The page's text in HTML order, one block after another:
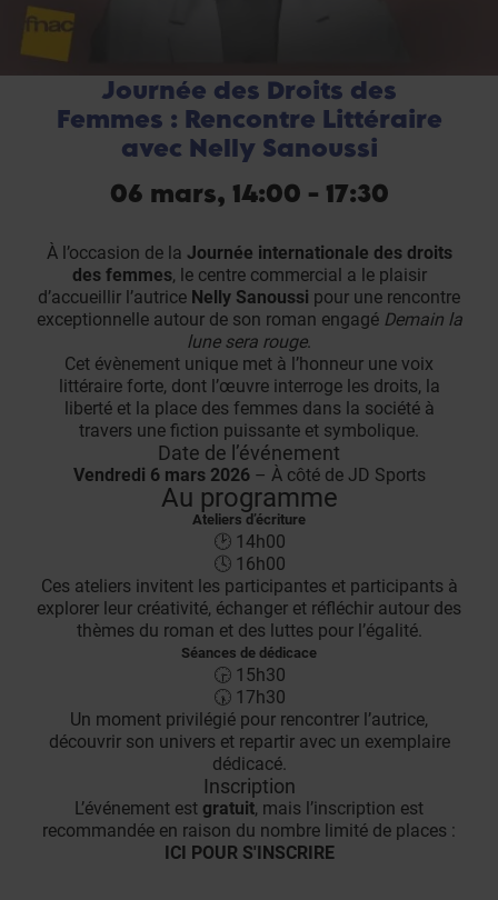
Journée des Droits des
Femmes : Rencontre Littéraire
avec Nelly Sanoussi
06 mars, 14:00 - 17:30
À l’occasion de la Journée internationale des droits
des femmes, le centre commercial a le plaisir
d’accueillir l’autrice Nelly Sanoussi pour une rencontre
exceptionnelle autour de son roman engagé Demain la
lune sera rouge.
Cet évènement unique met à l’honneur une voix
littéraire forte, dont l’œuvre interroge les droits, la
liberté et la place des femmes dans la société à
travers une fiction puissante et symbolique.
Date de l’événement
Vendredi 6 mars 2026– À côté de JD Sports
Au programme
Ateliers d’écriture
🕑 14h00
🕓 16h00
Ces ateliers invitent les participantes et participants à
explorer leur créativité, échanger et réfléchir autour des
thèmes du roman et des luttes pour l’égalité.
Séances de dédicace
🕞 15h30
🕠 17h30
Un moment privilégié pour rencontrer l’autrice,
découvrir son univers et repartir avec un exemplaire
dédicacé.
Inscription
L’événement est gratuit, mais l’inscription est
recommandée en raison du nombre limité de places :
ICI POUR S'INSCRIRE